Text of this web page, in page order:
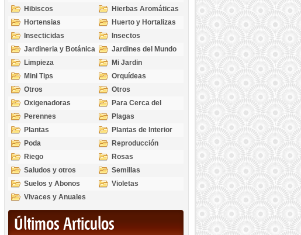
Hibiscos
Hierbas Aromáticas
Hortensias
Huerto y Hortalizas
Insecticidas
Insectos
Jardineria y Botánica
Jardines del Mundo
Limpieza
Mi Jardin
Mini Tips
Orquídeas
Otros
Otros
Oxigenadoras
Para Cerca del
Estanque
Perennes
Plagas
Plantas
Plantas de Interior
Poda
Reproducción
Riego
Rosas
Saludos y otros
temas
Semillas
Suelos y Abonos
Violetas
Vivaces y Anuales
Últimos Articulos